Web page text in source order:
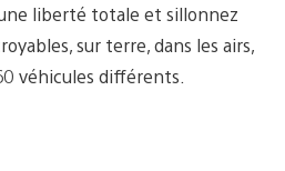
liberté totale et sillonnez
sur terre, dans les airs,
véhicules différents.